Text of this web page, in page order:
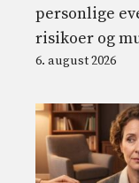
personlige
risikoer og
6. august 2026